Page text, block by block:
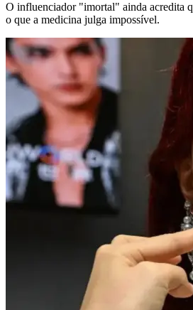
O influenciador "imortal" ainda acredita
o que a medicina julga impossível.